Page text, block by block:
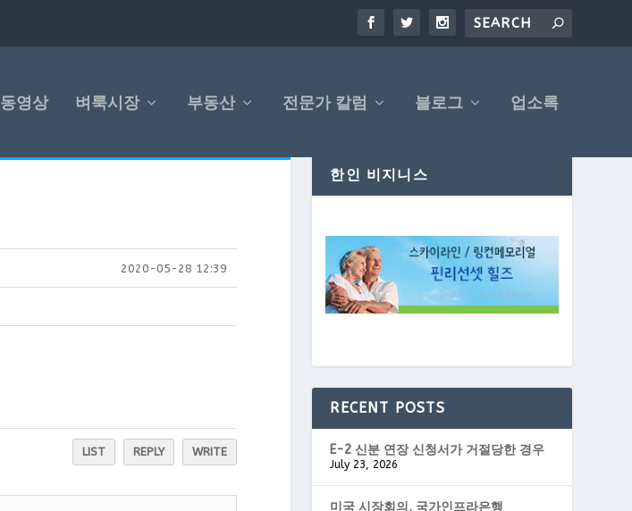
동영상 벼룩시장 부동산 전문가 칼럼 블로그 업소록
2020-05-28 12:39
LIST REPLY WRITE
한인 비지니스
RECENT POSTS
E-2 신분 연장 신청서가 거절당한 경우
July 23, 2026
미국 시장회의, 국가인프라은행